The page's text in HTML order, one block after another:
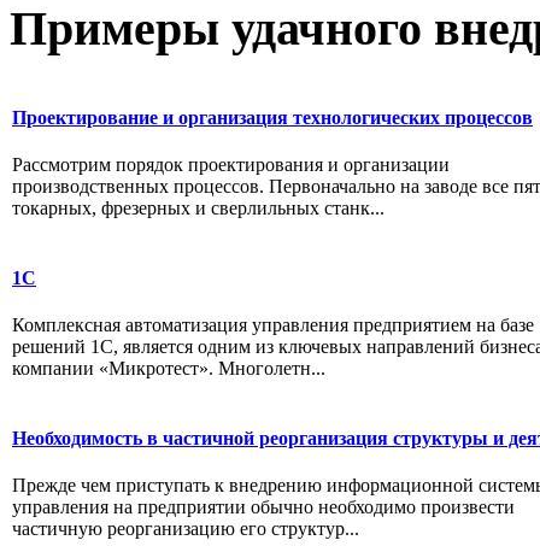
Примеры удачного
Проектирование и организация технологических процессов
Рассмотрим порядок проектирования и организации
производственных процессов. Первоначально на заводе все
токарных, фрезерных и сверлильных станк...
1С
Комплексная автоматизация управления предприятием на базе
решений 1С, является одним из ключевых направлений
компании «Микротест». Многолетн...
Необходимость в частичной реорганизация структуры и
Прежде чем приступать к внедрению информационной
управления на предприятии обычно необходимо произвести
частичную реорганизацию его структур...